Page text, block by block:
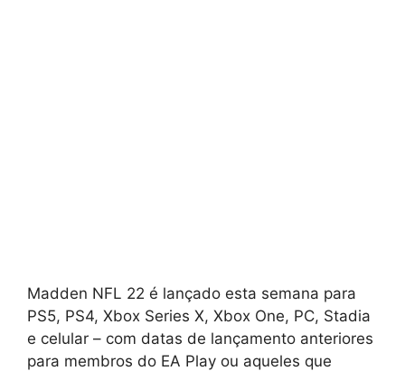
Madden NFL 22 é lançado esta semana para
PS5, PS4, Xbox Series X, Xbox One, PC, Stadia
e celular – com datas de lançamento anteriores
para membros do EA Play ou aqueles que